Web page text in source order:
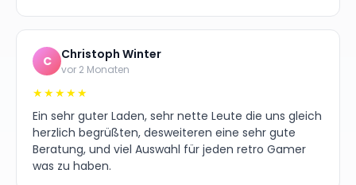
C Christoph Winter
vor 2 Monaten
★★★★★
Ein sehr guter Laden, sehr nette Leute die uns gleich
herzlich begrüßten, desweiteren eine sehr gute
Beratung, und viel Auswahl für jeden retro Gamer
was zu haben.